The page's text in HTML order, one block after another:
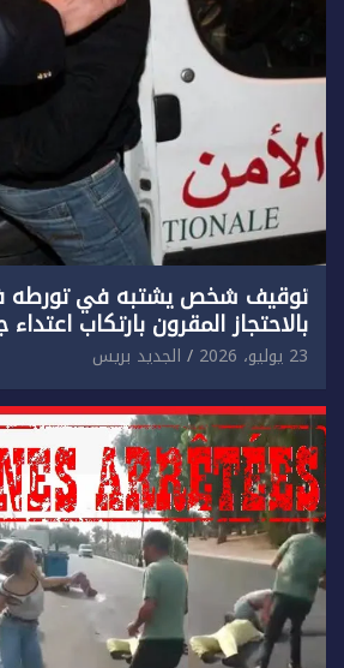
توقيف شخص يشتبه في تورطه
بالاحتجاز المقرون بارتكاب
إضرام النار عمدا.
23 يوليو، 2026 الجديد بريس